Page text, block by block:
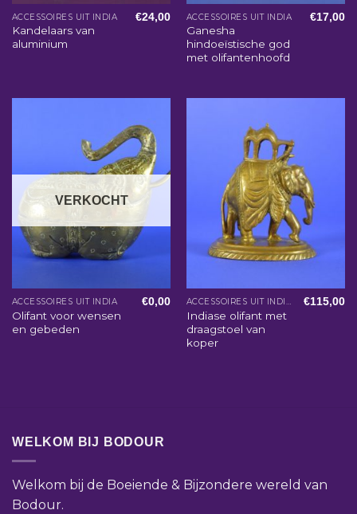
ACCESSOIRES UIT INDIA
Kandelaars van
aluminium
€24,00 ACCESSOIRES UIT INDIA
Ganesha
hindoeïstische god
met olifantenhoofd
€17,00
VERKOCHT
ACCESSOIRES UIT INDIA
Olifant voor wensen
en gebeden
€0,00 ACCESSOIRES UIT INDIA
Indiase olifant met
draagstoel van
koper
€115,00
WELKOM BIJ BODOUR
Welkom bij de Boeiende & Bijzondere wereld van
Bodour.